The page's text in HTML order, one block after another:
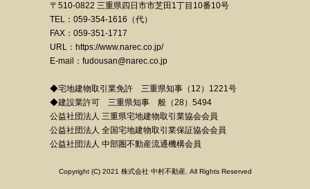
〒510-0822 三重県四日市市芝田1丁目10番10号
TEL：059-354-1616（代）
FAX：059-351-1717
URL：https://www.narec.co.jp/
E-mail：fudousan@narec.co.jp
◆宅地建物取引業免許 三重県知事（12）1221号
◆建設業許可 三重県知事 般（28）5494
公益社団法人 三重県宅地建物取引業協会会員
公益社団法人 全国宅地建物取引業保証協会会員
公益社団法人 中部圏不動産流通機構会員
Copyright (C) 2021 株式会社 中村不動産. All Rights Reserved